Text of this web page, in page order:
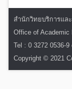
สำนักวิทยบริการแล
Office of Academic
Tel : 0 3272 0536-
Copyright © 2021